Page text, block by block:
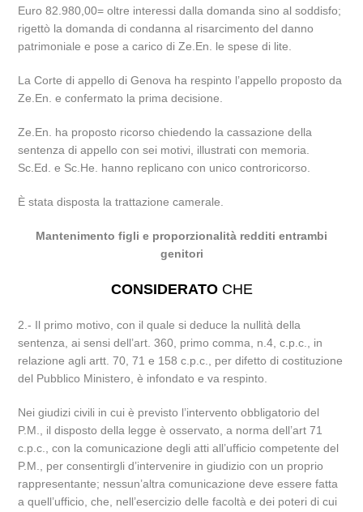
Euro 82.980,00= oltre interessi dalla domanda sino al soddisfo;
rigettò la domanda di condanna al risarcimento del danno
patrimoniale e pose a carico di Ze.En. le spese di lite.
La Corte di appello di Genova ha respinto l’appello proposto da
Ze.En. e confermato la prima decisione.
Ze.En. ha proposto ricorso chiedendo la cassazione della
sentenza di appello con sei motivi, illustrati con memoria.
Sc.Ed. e Sc.He. hanno replicano con unico controricorso.
È stata disposta la trattazione camerale.
Mantenimento figli e proporzionalità redditi entrambi
genitori
CONSIDERATOCHE
2.- Il primo motivo, con il quale si deduce la nullità della
sentenza, ai sensi dell’art. 360, primo comma, n.4, c.p.c., in
relazione agli artt. 70, 71 e 158 c.p.c., per difetto di costituzione
del Pubblico Ministero, è infondato e va respinto.
Nei giudizi civili in cui è previsto l’intervento obbligatorio del
P.M., il disposto della legge è osservato, a norma dell’art 71
c.p.c., con la comunicazione degli atti all’ufficio competente del
P.M., per consentirgli d’intervenire in giudizio con un proprio
rappresentante; nessun’altra comunicazione deve essere fatta
a quell’ufficio, che, nell’esercizio delle facoltà e dei poteri di cui